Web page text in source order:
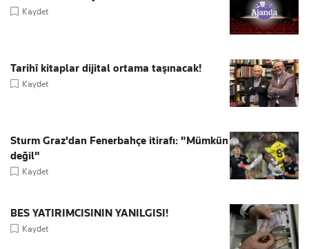
Kaydet
Tarihî kitaplar dijital ortama taşınacak!
Kaydet
Sturm Graz'dan Fenerbahçe itirafı: "Mümkün
değil"
Kaydet
BES YATIRIMCISININ YANILGISI!
Kaydet